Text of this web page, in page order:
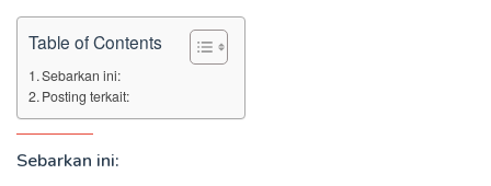
Table of Contents
Sebarkan ini:
Posting terkait:
Sebarkan ini: